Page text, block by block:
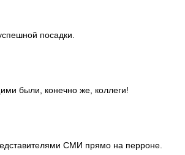
посадки.
были, конечно же, коллеги!
СМИ прямо на перроне.